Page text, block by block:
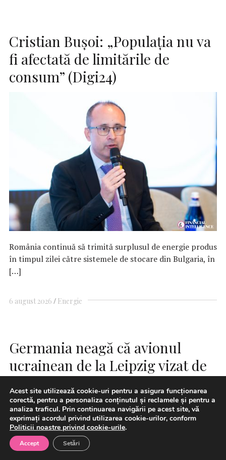
Cristian Bușoi: „Populația nu va
fi afectată de limitările de
consum” (Digi24)
România continuă să trimită surplusul de energie produs
în timpul zilei către sistemele de stocare din Bulgaria, în
[…]
6 august 2026 Energie
Germania neagă că avionul
ucrainean de la Leipzig vizat de
o dronă explozivă transporta
arme sau muniţii
Acest site utilizează cookie-uri pentru a asigura funcționarea
corectă, pentru a personaliza conținutul și reclamele și pentru a
analiza traficul. Prin continuarea navigării pe acest site, vă
exprimați acordul privind utilizarea cookie-urilor, conform
Politicii noastre privind cookie-urile.
Accept Setări